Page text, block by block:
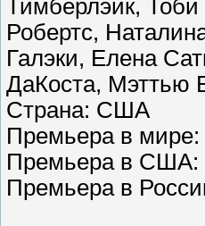
Тимберлэйк,
Робертс,
Галэки, Елена
ДаКоста, Мэттью
Страна: США
Премьера в мире:
Премьера в США:
Премьера в